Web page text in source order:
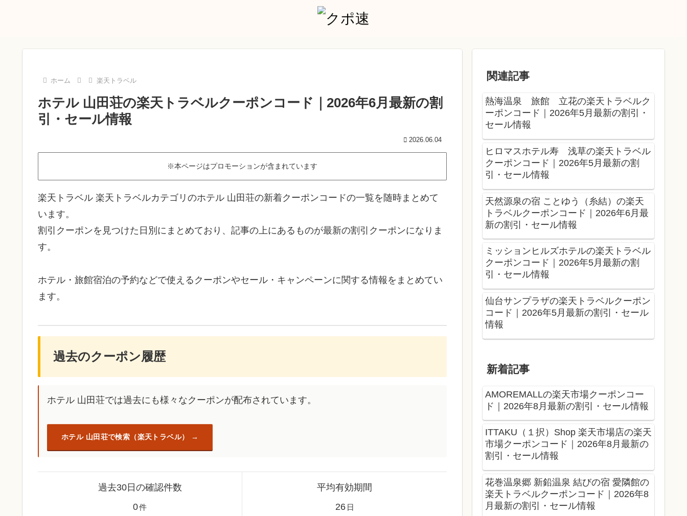
ホーム 楽天トラベル
ホテル 山田荘の楽天トラベルクーポンコード｜2026年6月最新の割
引・セール情報
2026.06.04
※本ページはプロモーションが含まれています
楽天トラベル 楽天トラベルカテゴリのホテル 山田荘の新着クーポンコードの一覧を随時まとめて
います。
割引クーポンを見つけた日別にまとめており、記事の上にあるものが最新の割引クーポンになりま
す。
ホテル・旅館宿泊の予約などで使えるクーポンやセール・キャンペーンに関する情報をまとめてい
ます。
過去のクーポン履歴
ホテル 山田荘では過去にも様々なクーポンが配布されています。
ホテル 山田荘で検索（楽天トラベル）
過去30日の確認件数
0件
平均有効期間
26 日
関連記事
熱海温泉 旅館 立花の楽天トラベルク
ーポンコード｜2026年5月最新の割引・
セール情報
ヒロマスホテル寿 浅草の楽天トラベル
クーポンコード｜2026年5月最新の割
引・セール情報
天然源泉の宿 ことゆう（糸結）の楽天
トラベルクーポンコード｜2026年6月最
新の割引・セール情報
ミッションヒルズホテルの楽天トラベル
クーポンコード｜2026年5月最新の割
引・セール情報
仙台サンプラザの楽天トラベルクーポン
コード｜2026年5月最新の割引・セール
情報
新着記事
AMOREMALLの楽天市場クーポンコー
ド｜2026年8月最新の割引・セール情報
ITTAKU（１択）Shop 楽天市場店の楽天
市場クーポンコード｜2026年8月最新の
割引・セール情報
花巻温泉郷 新鉛温泉 結びの宿 愛隣館の
楽天トラベルクーポンコード｜2026年8
月最新の割引・セール情報